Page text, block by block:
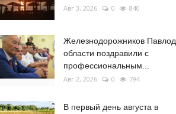
Авг 3, 2026 0 840
Железнодорожников
области поздравили с
профессиональным...
Авг 2, 2026 0 794
В первый день августа в